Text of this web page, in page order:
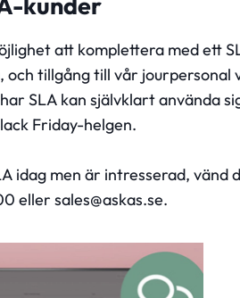
att komplettera med ett
tillgång till vår
SLA kan självklart använda
Friday-helgen.
idag men är intresserad,
eller sales@askas.se.